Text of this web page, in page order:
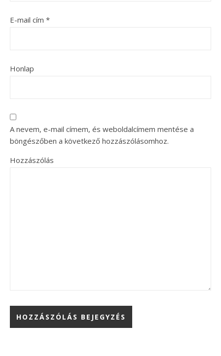
E-mail cím *
Honlap
A nevem, e-mail címem, és weboldalcímem mentése a
böngészőben a következő hozzászólásomhoz.
Hozzászólás